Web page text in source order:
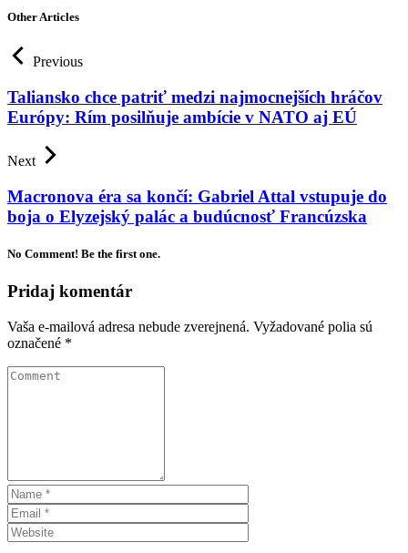
Other Articles
Previous
Taliansko chce patriť medzi najmocnejších hráčov
Európy: Rím posilňuje ambície v NATO aj EÚ
Next
Macronova éra sa končí: Gabriel Attal vstupuje do
boja o Elyzejský palác a budúcnosť Francúzska
No Comment! Be the first one.
Pridaj komentár
Vaša e-mailová adresa nebude zverejnená. Vyžadované polia sú
označené *